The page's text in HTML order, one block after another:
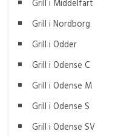
Grill i Middelfart
Grill i Nordborg
Grill i Odder
Grill i Odense C
Grill i Odense M
Grill i Odense S
Grill i Odense SV